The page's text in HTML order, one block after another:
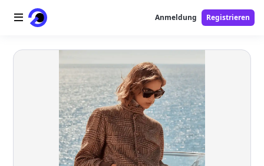
Startseite
Anmeldung Registrieren